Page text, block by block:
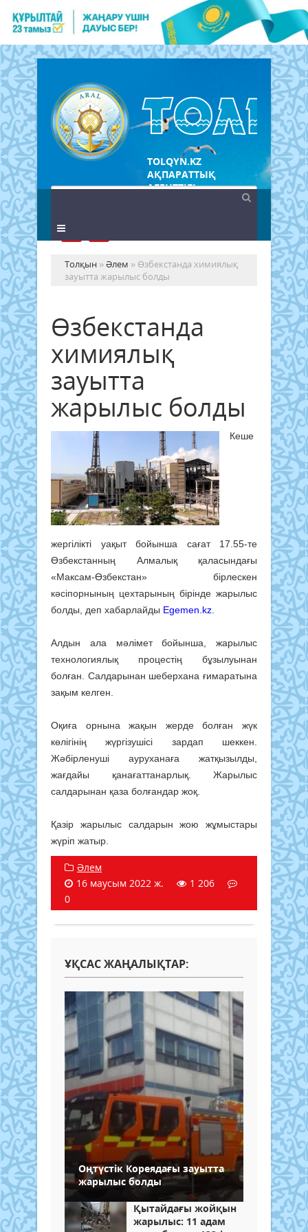
TOLQYN.KZ
АҚПАРАТТЫҚ
АГЕНТТІГІ
Толқын »Әлем » Өзбекстанда химиялық
зауытта жарылыс болды
Өзбекстанда
химиялық
зауытта
жарылыс болды
Кеше
жергілікті уақыт бойынша сағат 17.55-те
Өзбекстанның Алмалық қаласындағы
«Максам-Өзбекстан» бірлескен
кәсіпорнының цехтарының бірінде жарылыс
болды, деп хабарлайды Egemen.kz.
Алдын ала мәлімет бойынша, жарылыс
технологиялық процестің бұзылуынан
болған. Салдарынан шеберхана ғимаратына
зақым келген.
Оқиға орнына жақын жерде болған жүк
көлігінің жүргізушісі зардап шеккен.
Жәбірленуші ауруханаға жатқызылды,
жағдайы қанағаттанарлық. Жарылыс
салдарынан қаза болғандар жоқ.
Қазір жарылыс салдарын жою жұмыстары
жүріп жатыр.
Әлем
16 маусым 2022 ж.
1 206
0
ҰҚСАС ЖАҢАЛЫҚТАР:
Оңтүстік Кореядағы зауытта
жарылыс болды
Қытайдағы жойқын
жарылыс: 11 адам